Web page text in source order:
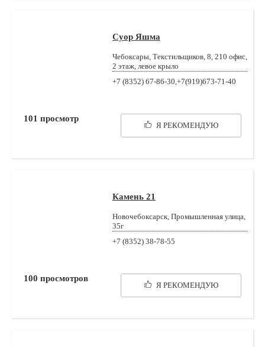
Суор Яшма
Чебоксары, Текстильщиков, 8, 210 офис,
2 этаж, левое крыло
+7 (8352) 67-86-30,+7(919)673-71-40
Я РЕКОМЕНДУЮ
101 просмотр
Камень 21
Новочебоксарск, Промышленная улица,
35г
+7 (8352) 38-78-55
Я РЕКОМЕНДУЮ
100 просмотров